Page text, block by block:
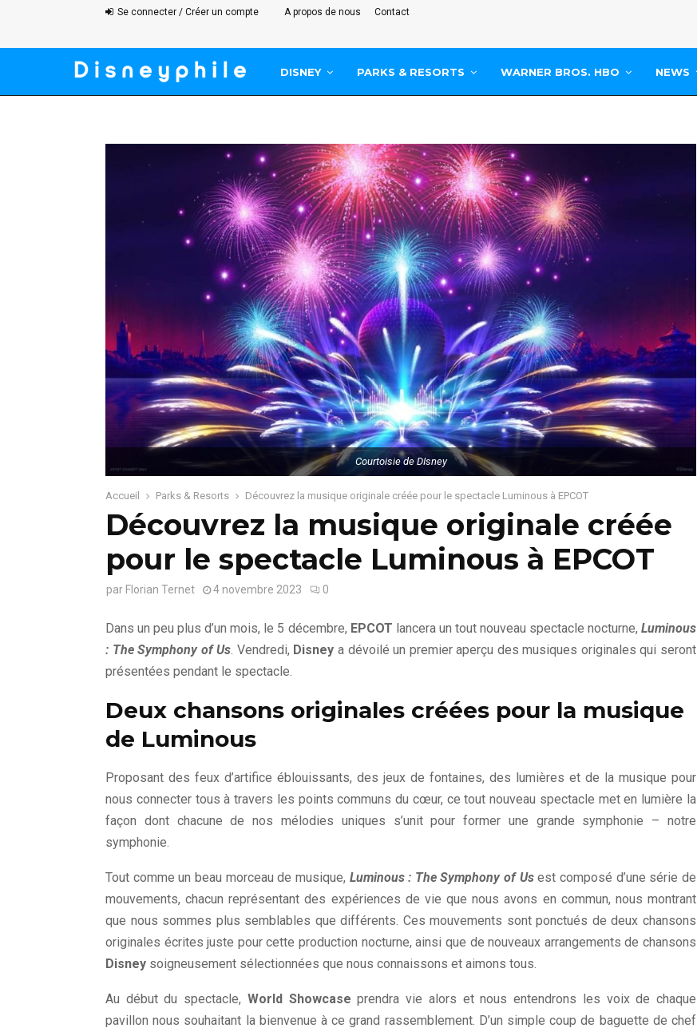
Se connecter / Créer un compte A propos de nous Contact
DISNEY PARKS & RESORTS WARNER BROS. HBO NEWS
Courtoisie de DIsney
Accueil Parks & Resorts Découvrez la musique originale créée pour le spectacle Luminous à EPCOT
Découvrez la musique originale créée
pour le spectacle Luminous à EPCOT
par Florian Ternet 4 novembre 2023 0
Dans un peu plus d’un mois, le 5 décembre, EPCOT lancera un tout nouveau spectacle nocturne, Luminous
: The Symphony of Us. Vendredi, Disney a dévoilé un premier aperçu des musiques originales qui seront
présentées pendant le spectacle.
Deux chansons originales créées pour la musique
de Luminous
Proposant des feux d’artifice éblouissants, des jeux de fontaines, des lumières et de la musique pour
nous connecter tous à travers les points communs du cœur, ce tout nouveau spectacle met en lumière la
façon dont chacune de nos mélodies uniques s’unit pour former une grande symphonie – notre
symphonie.
Tout comme un beau morceau de musique, Luminous : The Symphony of Usest composé d’une série de
mouvements, chacun représentant des expériences de vie que nous avons en commun, nous montrant
que nous sommes plus semblables que différents. Ces mouvements sont ponctués de deux chansons
originales écrites juste pour cette production nocturne, ainsi que de nouveaux arrangements de chansons
Disney soigneusement sélectionnées que nous connaissons et aimons tous.
Au début du spectacle, World Showcase prendra vie alors et nous entendrons les voix de chaque
pavillon nous souhaitant la bienvenue à ce grand rassemblement. D’un simple coup de baguette de chef